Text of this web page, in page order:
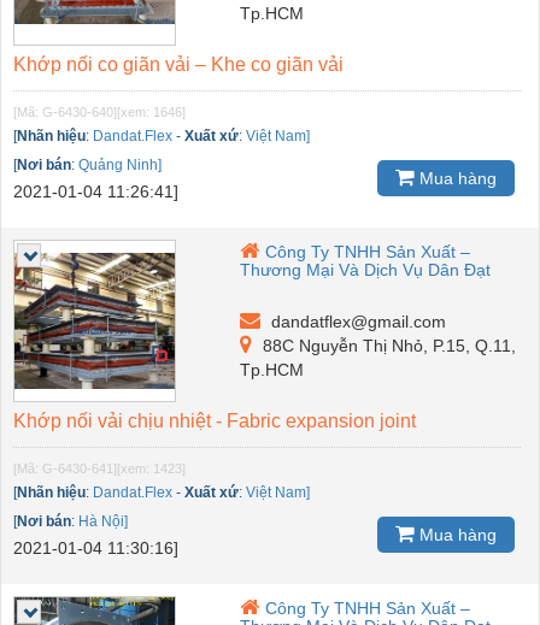
Tp.HCM
Khớp nối co giãn vải – Khe co giãn vải
[Mã: G-6430-640][xem: 1646]
[Nhãn hiệu: Dandat.Flex - Xuất xứ: Việt Nam]
[Nơi bán: Quảng Ninh]
2021-01-04 11:26:41]
Mua hàng
Công Ty TNHH Sản Xuất –
Thương Mại Và Dịch Vụ Dân Đạt
dandatflex@gmail.com
88C Nguyễn Thị Nhỏ, P.15, Q.11,
Tp.HCM
Khớp nối vải chịu nhiệt - Fabric expansion joint
[Mã: G-6430-641][xem: 1423]
[Nhãn hiệu: Dandat.Flex - Xuất xứ: Việt Nam]
[Nơi bán: Hà Nội]
2021-01-04 11:30:16]
Mua hàng
Công Ty TNHH Sản Xuất –